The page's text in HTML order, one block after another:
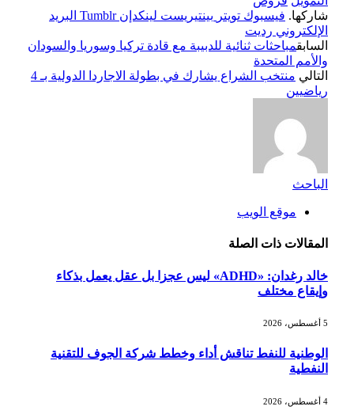
شاركها. فيسبوك تويتر بينتيريست لينكدإن Tumblr البريد
الإلكتروني رديت
السابقمباحثات ثنائية للدبيبة مع قادة تركيا وسوريا والسودان
والأمم المتحدة
التالي
منتخب الشراع يشارك في بطولة الاجاردا الدولية بـ 4
رياضيين
الباحث
موقع الويب
المقالاتذات الصلة
خالد رغدان: «ADHD» ليس عجزا بل عقل يعمل بذكاء
وإيقاع مختلف
الوطنية للنفط تناقش أداء وخطط شركة الجوف للتقنية
النفطية